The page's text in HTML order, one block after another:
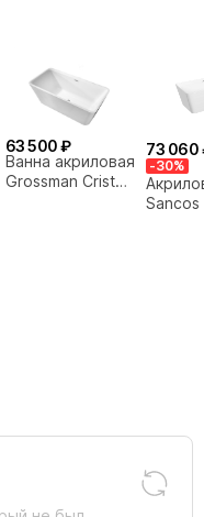
63 500 ₽
Ванна акриловая
Grossman Cristal
73 060
-30%
Sancos